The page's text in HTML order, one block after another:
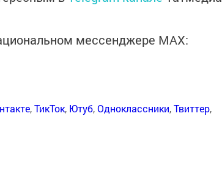
мессенджере MАХ:
,ТикТок, Ютуб,Одноклассники,Твиттер,